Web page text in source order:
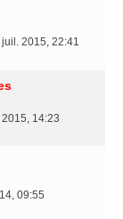
juil. 2015, 22:41
14:23
09:55